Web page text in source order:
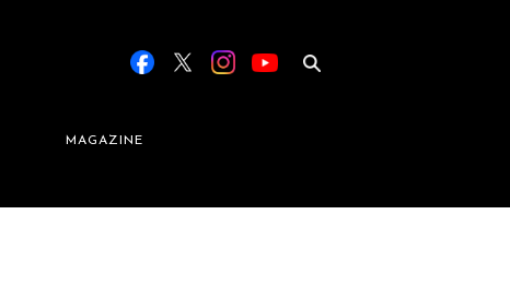
MAGAZINE